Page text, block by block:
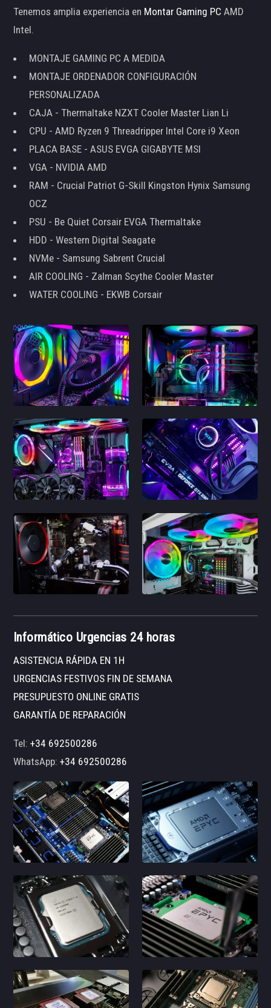
Tenemos amplia experiencia en Montar Gaming PC AMD
Intel.
MONTAJE GAMING PC A MEDIDA
MONTAJE ORDENADOR CONFIGURACIÓN
PERSONALIZADA
CAJA - Thermaltake NZXT Cooler Master Lian Li
CPU - AMD Ryzen 9 Threadripper Intel Core i9 Xeon
PLACA BASE - ASUS EVGA GIGABYTE MSI
VGA - NVIDIA AMD
RAM - Crucial Patriot G-Skill Kingston Hynix Samsung
OCZ
PSU - Be Quiet Corsair EVGA Thermaltake
HDD - Western Digital Seagate
NVMe - Samsung Sabrent Crucial
AIR COOLING - Zalman Scythe Cooler Master
WATER COOLING - EKWB Corsair
Informático Urgencias 24 horas
ASISTENCIA RÁPIDA EN 1H
URGENCIAS FESTIVOS FIN DE SEMANA
PRESUPUESTO ONLINE GRATIS
GARANTÍA DE REPARACIÓN
Tel:+34 692500286
WhatsApp:+34 692500286